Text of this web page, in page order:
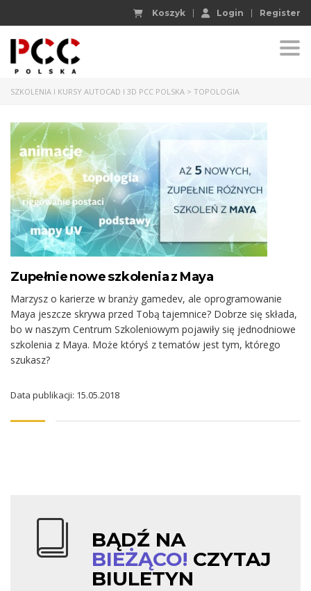
Koszyk Login Register
SZKOLENIA I KURSY AUTOCAD I 3D PCC POLSKA > TOPOLOGIA
Zupełnie nowe szkolenia z Maya
Marzysz o karierze w branży gamedev, ale oprogramowanie
Maya jeszcze skrywa przed Tobą tajemnice? Dobrze się składa,
bo w naszym Centrum Szkoleniowym pojawiły się jednodniowe
szkolenia z Maya. Może któryś z tematów jest tym, którego
szukasz?
Data publikacji: 15.05.2018
BĄDŹ NA
BIEŻĄCO! CZYTAJ
BIULETYN